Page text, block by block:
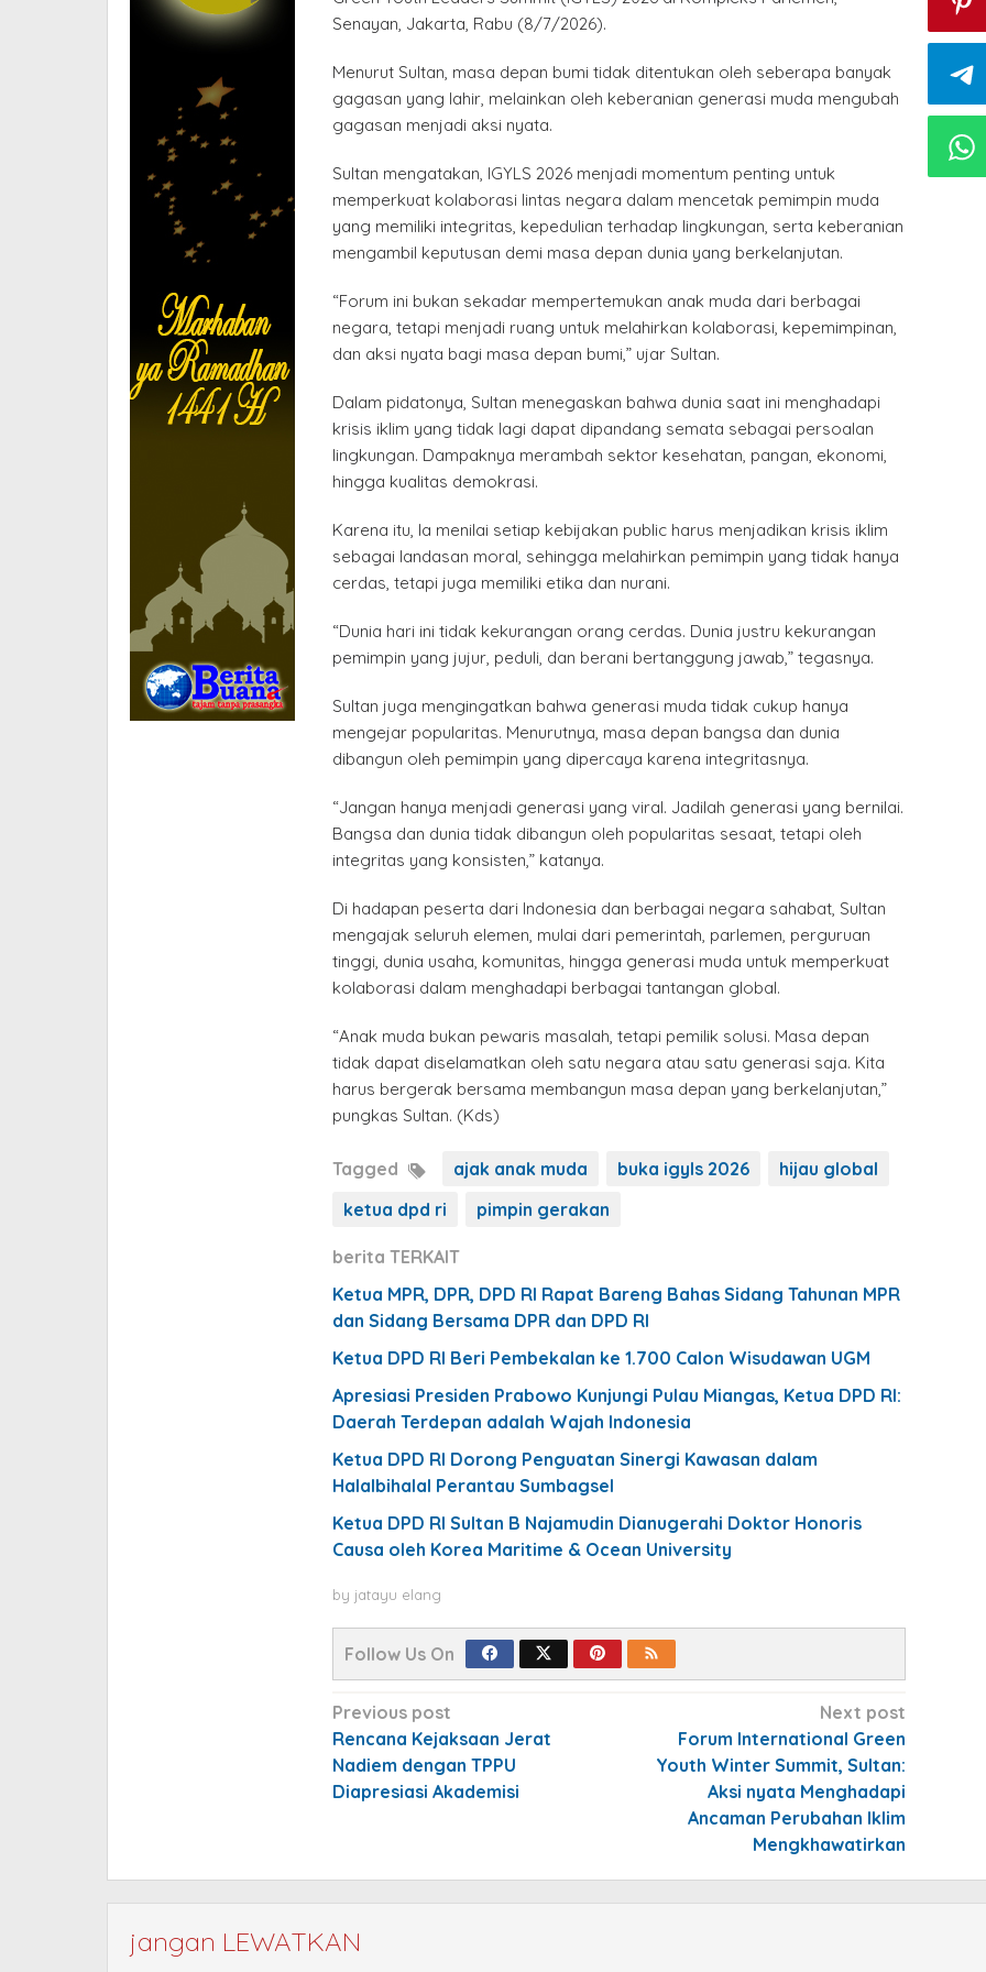
Senayan, Jakarta, Rabu (8/7/2026).
Menurut Sultan, masa depan bumi tidak ditentukan oleh seberapa banyak
gagasan yang lahir, melainkan oleh keberanian generasi muda mengubah
gagasan menjadi aksi nyata.
Sultan mengatakan, IGYLS 2026 menjadi momentum penting untuk
memperkuat kolaborasi lintas negara dalam mencetak pemimpin muda
yang memiliki integritas, kepedulian terhadap lingkungan, serta keberanian
mengambil keputusan demi masa depan dunia yang berkelanjutan.
“Forum ini bukan sekadar mempertemukan anak muda dari berbagai
negara, tetapi menjadi ruang untuk melahirkan kolaborasi, kepemimpinan,
dan aksi nyata bagi masa depan bumi,” ujar Sultan.
Dalam pidatonya, Sultan menegaskan bahwa dunia saat ini menghadapi
krisis iklim yang tidak lagi dapat dipandang semata sebagai persoalan
lingkungan. Dampaknya merambah sektor kesehatan, pangan, ekonomi,
hingga kualitas demokrasi.
Karena itu, Ia menilai setiap kebijakan public harus menjadikan krisis iklim
sebagai landasan moral, sehingga melahirkan pemimpin yang tidak hanya
cerdas, tetapi juga memiliki etika dan nurani.
“Dunia hari ini tidak kekurangan orang cerdas. Dunia justru kekurangan
pemimpin yang jujur, peduli, dan berani bertanggung jawab,” tegasnya.
Sultan juga mengingatkan bahwa generasi muda tidak cukup hanya
mengejar popularitas. Menurutnya, masa depan bangsa dan dunia
dibangun oleh pemimpin yang dipercaya karena integritasnya.
“Jangan hanya menjadi generasi yang viral. Jadilah generasi yang bernilai.
Bangsa dan dunia tidak dibangun oleh popularitas sesaat, tetapi oleh
integritas yang konsisten,” katanya.
Di hadapan peserta dari Indonesia dan berbagai negara sahabat, Sultan
mengajak seluruh elemen, mulai dari pemerintah, parlemen, perguruan
tinggi, dunia usaha, komunitas, hingga generasi muda untuk memperkuat
kolaborasi dalam menghadapi berbagai tantangan global.
“Anak muda bukan pewaris masalah, tetapi pemilik solusi. Masa depan
tidak dapat diselamatkan oleh satu negara atau satu generasi saja. Kita
harus bergerak bersama membangun masa depan yang berkelanjutan,”
pungkas Sultan. (Kds)
Tagged ajak anak muda buka igyls 2026
hijau global
ketua dpd ri
pimpin gerakan
berita TERKAIT
Ketua MPR, DPR, DPD RI Rapat Bareng Bahas Sidang Tahunan MPR
dan Sidang Bersama DPR dan DPD RI
Ketua DPD RI Beri Pembekalan ke 1.700 Calon Wisudawan UGM
Apresiasi Presiden Prabowo Kunjungi Pulau Miangas, Ketua DPD RI:
Daerah Terdepan adalah Wajah Indonesia
Ketua DPD RI Dorong Penguatan Sinergi Kawasan dalam
Halalbihalal Perantau Sumbagsel
Ketua DPD RI Sultan B Najamudin Dianugerahi Doktor Honoris
Causa oleh Korea Maritime & Ocean University
by jatayu elang
Follow Us On
Post
navigation
Previous post
Rencana Kejaksaan Jerat
Nadiem dengan TPPU
Diapresiasi Akademisi
Next post
Forum International Green
Youth Winter Summit, Sultan:
Aksi nyata Menghadapi
Ancaman Perubahan Iklim
Mengkhawatirkan
jangan LEWATKAN